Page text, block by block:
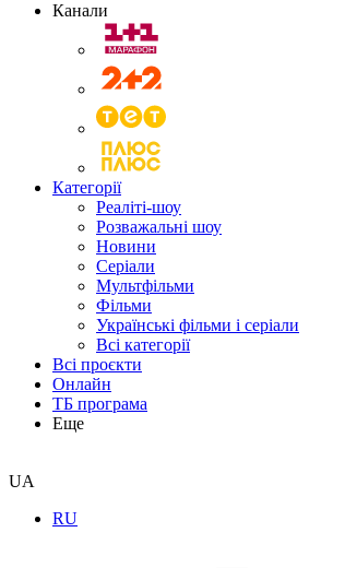
Канали
Категорії
Реаліті-шоу
Розважальні шоу
Новини
Серіали
Мультфільми
Фільми
Українські фільми і серіали
Всі категорії
Всі проєкти
Онлайн
ТБ програма
Еще
UA
RU